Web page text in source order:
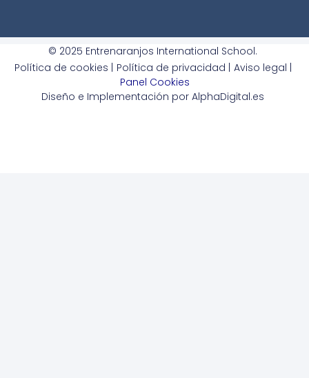
© 2025 Entrenaranjos International School.
Política de cookies |
Política de privacidad |
Aviso legal |
Panel Cookies
Diseño e Implementación por AlphaDigital.es